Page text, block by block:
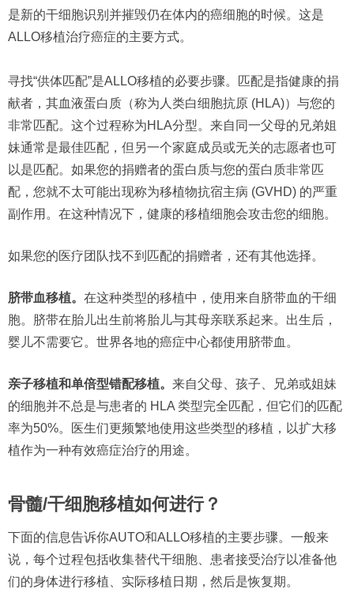
是新的干细胞识别并摧毁仍在体内的癌细胞的时候。这是
ALLO移植治疗癌症的主要方式。
寻找“供体匹配”是ALLO移植的必要步骤。匹配是指健康的捐
献者，其血液蛋白质（称为人类白细胞抗原 (HLA)）与您的
非常匹配。这个过程称为HLA分型。来自同一父母的兄弟姐
妹通常是最佳匹配，但另一个家庭成员或无关的志愿者也可
以是匹配。如果您的捐赠者的蛋白质与您的蛋白质非常匹
配，您就不太可能出现称为移植物抗宿主病 (GVHD) 的严重
副作用。在这种情况下，健康的移植细胞会攻击您的细胞。
如果您的医疗团队找不到匹配的捐赠者，还有其他选择。
脐带血移植。 在这种类型的移植中，使用来自脐带血的干细
胞。脐带在胎儿出生前将胎儿与其母亲联系起来。出生后，
婴儿不需要它。世界各地的癌症中心都使用脐带血。
亲子移植和单倍型错配移植。 来自父母、孩子、兄弟或姐妹
的细胞并不总是与患者的 HLA 类型完全匹配，但它们的匹配
率为50%。医生们更频繁地使用这些类型的移植，以扩大移
植作为一种有效癌症治疗的用途。
骨髓/干细胞移植如何进行？
下面的信息告诉你AUTO和ALLO移植的主要步骤。一般来
说，每个过程包括收集替代干细胞、患者接受治疗以准备他
们的身体进行移植、实际移植日期，然后是恢复期。